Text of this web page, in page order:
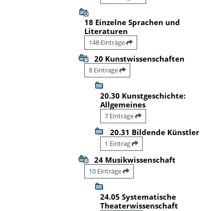
18 Einzelne Sprachen und
Literaturen
148 Einträge
20 Kunstwissenschaften
8 Einträge
20.30 Kunstgeschichte:
Allgemeines
7 Einträge
20.31 Bildende Künstler
1 Eintrag
24 Musikwissenschaft
10 Einträge
24.05 Systematische
Theaterwissenschaft